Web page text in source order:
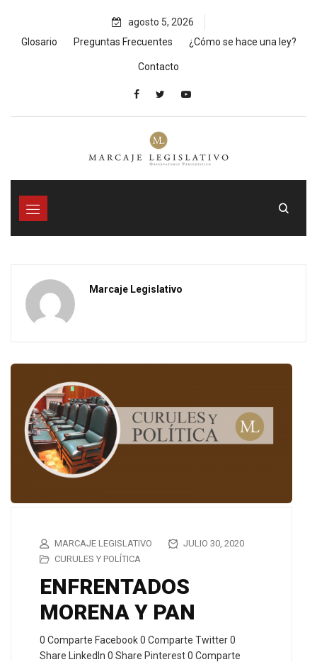
content
agosto 5, 2026
Glosario
Preguntas Frecuentes ¿Cómo se hace una ley?
Contacto
Marcaje Legislativo
MARCAJE LEGISLATIVO
JULIO 30, 2020
CURULES Y POLÍTICA
ENFRENTADOS
MORENA Y PAN
0 Comparte Facebook 0 Comparte Twitter 0
Share LinkedIn 0 Share Pinterest 0 Comparte